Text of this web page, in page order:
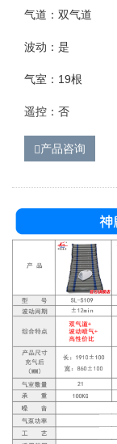
气道：双气道
波动：是
气室：19根
遥控：否
产品咨询